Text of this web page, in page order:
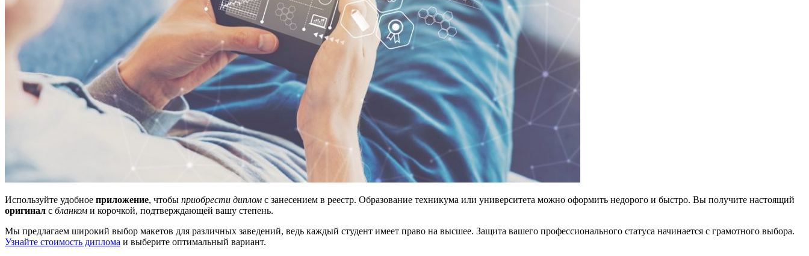
Используйте удобное приложение, чтобы приобрести диплом с занесением в реестр. Образование техникума или университета можно оформить недорого и быстро. Вы получите настоящий
оригинал с бланком и корочкой, подтверждающей вашу степень.
Мы предлагаем широкий выбор макетов для различных заведений, ведь каждый студент имеет право на высшее. Защита вашего профессионального статуса начинается с грамотного выбора.
Узнайте стоимость диплома и выберите оптимальный вариант.